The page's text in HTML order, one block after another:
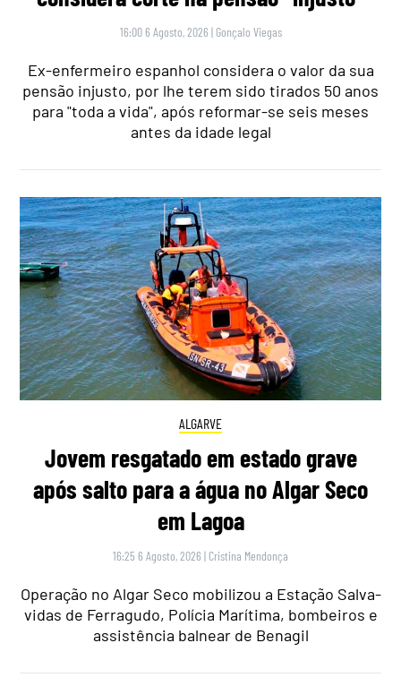
16:00 6 Agosto, 2026 | Gonçalo Viegas
Ex-enfermeiro espanhol considera o valor da sua
pensão injusto, por lhe terem sido tirados 50 anos
para "toda a vida", após reformar-se seis meses
antes da idade legal
ALGARVE
Jovem resgatado em estado grave
após salto para a água no Algar Seco
em Lagoa
16:25 6 Agosto, 2026 | Cristina Mendonça
Operação no Algar Seco mobilizou a Estação Salva-
vidas de Ferragudo, Polícia Marítima, bombeiros e
assistência balnear de Benagil